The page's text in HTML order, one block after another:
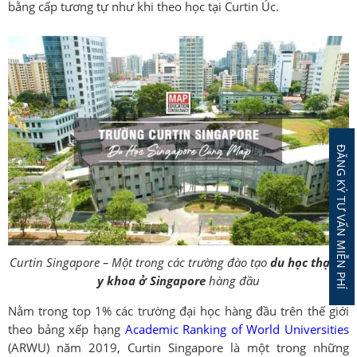
bằng cấp tương tự như khi theo học tại Curtin Úc.
Curtin Singapore – Một trong các trường đào tạo du học thạc sĩ
y khoa ở Singapore hàng đầu
Nằm trong top 1% các trường đại học hàng đầu trên thế giới
theo bảng xếp hạng Academic Ranking of World Universities
(ARWU) năm 2019, Curtin Singapore là một trong những
ĐĂNG KÝ TƯ VẤN MIỄN PHÍ